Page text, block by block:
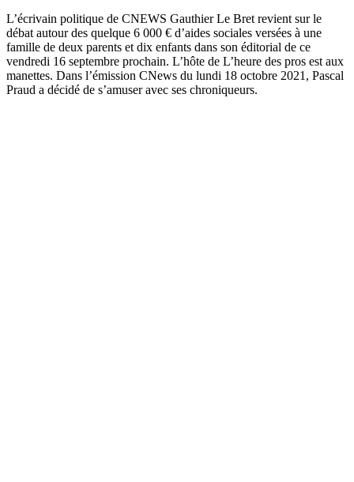
L’écrivain politique de CNEWS Gauthier Le Bret revient sur le
débat autour des quelque 6 000 € d’aides sociales versées à une
famille de deux parents et dix enfants dans son éditorial de ce
vendredi 16 septembre prochain. L’hôte de L’heure des pros est aux
manettes. Dans l’émission CNews du lundi 18 octobre 2021, Pascal
Praud a décidé de s’amuser avec ses chroniqueurs.